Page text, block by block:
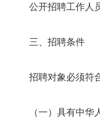
公开招聘工作人
三、招聘条件
招聘对象必须符
（一）具有中华